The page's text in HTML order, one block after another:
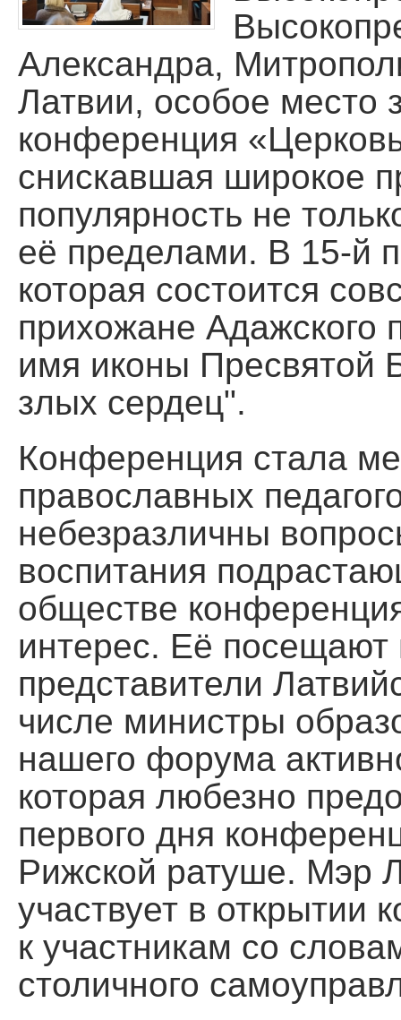
Помощь храму
Александра,
Латвии, особое место
конференция
снискавшая широкое
популярность не
её пределами. В 15-й
которая состоится
прихожане Адажского
имя иконы Пресвятой
злых сердец".
Конференция стала
православных
небезразличны
воспитания
обществе
интерес. Её посещают
представители
числе министры
нашего форума
которая любезно
первого дня
Рижской ратуше. Мэр
участвует в открытии
к участникам со
столичного